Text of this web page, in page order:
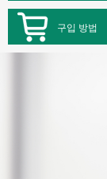
구입 방법